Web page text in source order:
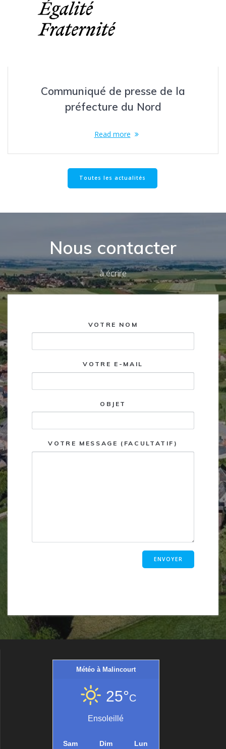
Communiqué de presse de la
préfecture du Nord
Read more
Toutes les actualités
Nous contacter
à écrire
VOTRE NOM
VOTRE E-MAIL
OBJET
VOTRE MESSAGE (FACULTATIF)
Météo à Malincourt
25°C
Ensoleillé
Sam Dim Lun